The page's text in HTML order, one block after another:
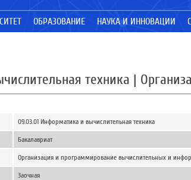
ОБРАЗОВАНИЕ НАУКА И ИННОВАЦИИ
техника |
09.03.01 Информатика и вычислительная техника
Бакалавриат
Организация и программирование вычислительных и
Заочная